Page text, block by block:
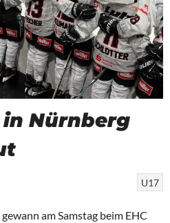
Nürnberg
U17
am Samstag beim EHC